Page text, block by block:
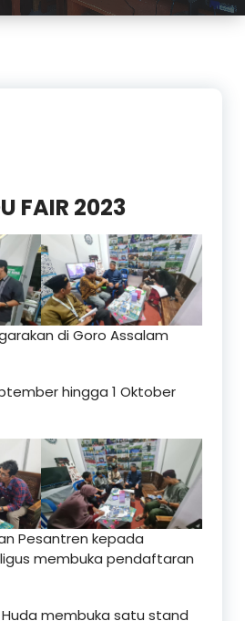
FAIR 2023
di Goro Assalam
hingga 1 Oktober
Pesantren kepada
membuka pendaftaran
membuka satu stand